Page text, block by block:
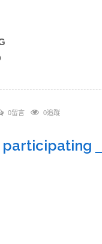
0留言 0追蹤
participating